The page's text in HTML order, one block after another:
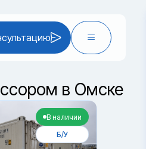
в Омске
В наличии
Б/У